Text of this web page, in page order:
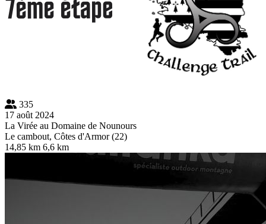
335
17 août 2024
La Virée au Domaine de Nounours
Le cambout, Côtes d'Armor (22)
14,85 km 6,6 km